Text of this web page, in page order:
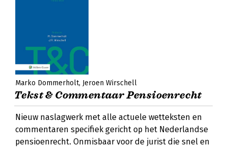
Marko Dommerholt Jeroen Wirschell
Tekst & Commentaar Pensioenrecht
Nieuw naslagwerk met alle actuele wetteksten en
commentaren specifiek gericht op het Nederlandse
pensioenrecht. Onmisbaar voor de jurist die snel en